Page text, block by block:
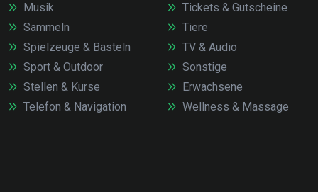
Musik
Sammeln
Spielzeuge & Basteln
Sport & Outdoor
Stellen & Kurse
Telefon & Navigation
Tickets & Gutscheine
Tiere
TV & Audio
Sonstige
Erwachsene
Wellness & Massage